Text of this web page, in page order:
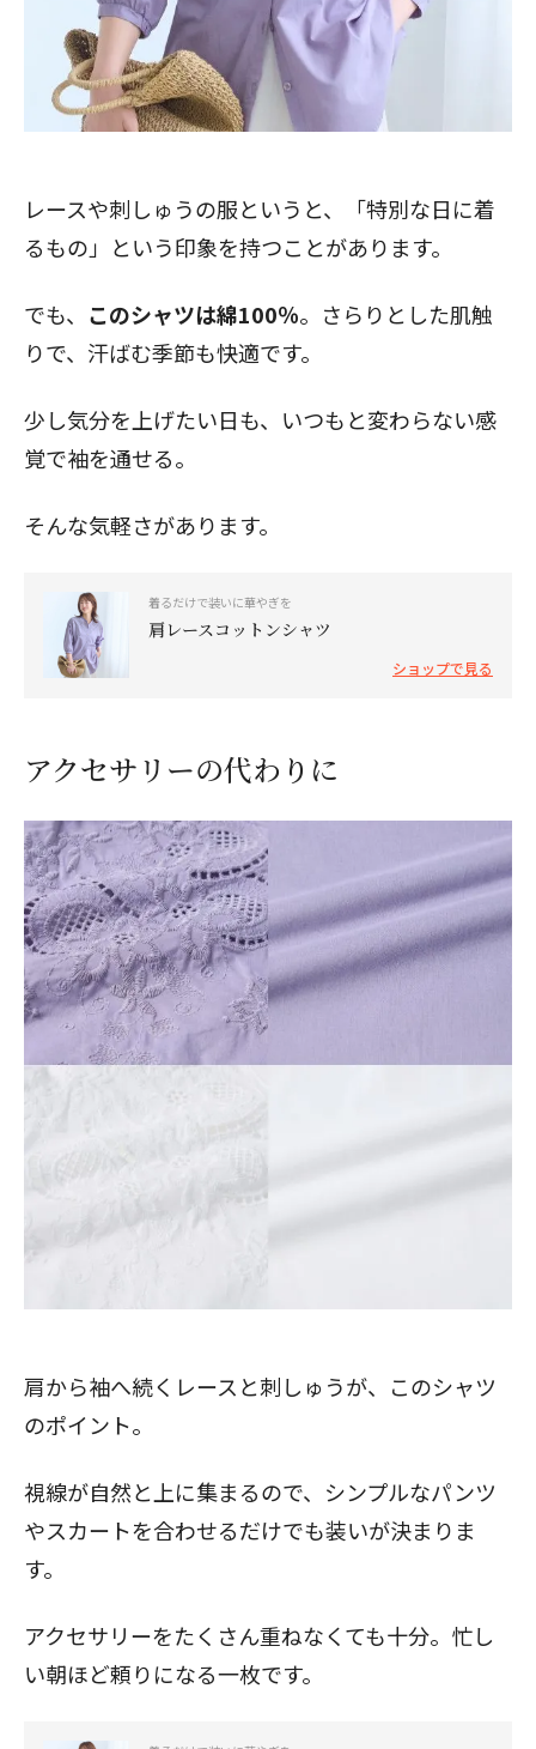
レースや刺しゅうの服というと、「特別な日に着
るもの」という印象を持つことがあります。
でも、 このシャツは綿100％。さらりとした肌触
りで、汗ばむ季節も快適です。
少し気分を上げたい日も、いつもと変わらない感
覚で袖を通せる。
そんな気軽さがあります。
着るだけで装いに華やぎを
肩レースコットンシャツ
ショップで見る
アクセサリーの代わりに
肩から袖へ続くレースと刺しゅうが、このシャツ
のポイント。
視線が自然と上に集まるので、シンプルなパンツ
やスカートを合わせるだけでも装いが決まりま
す。
アクセサリーをたくさん重ねなくても十分。忙し
い朝ほど頼りになる一枚です。